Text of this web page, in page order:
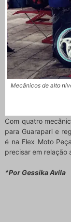
Mecânicos de alto
Com quatro
para Guarapari e
é na Flex Moto
precisar em relação
*Por Gessika Avila